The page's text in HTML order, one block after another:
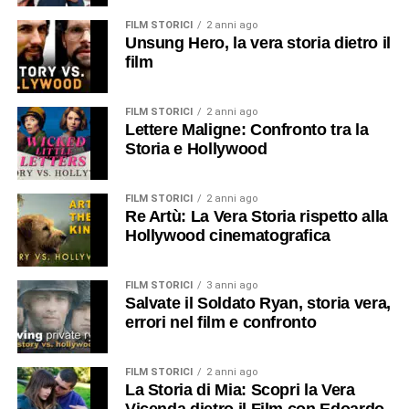
FILM STORICI 2 anni ago
Unsung Hero, la vera storia dietro il
film
FILM STORICI 2 anni ago
Lettere Maligne: Confronto tra la
Storia e Hollywood
FILM STORICI 2 anni ago
Re Artù: La Vera Storia rispetto alla
Hollywood cinematografica
FILM STORICI 3 anni ago
Salvate il Soldato Ryan, storia vera,
errori nel film e confronto
FILM STORICI 2 anni ago
La Storia di Mia: Scopri la Vera